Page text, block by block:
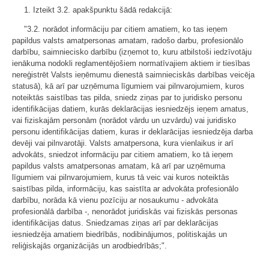
1. Izteikt 3.2. apakšpunktu šādā redakcijā:
"3.2. norādot informāciju par citiem amatiem, ko tas ieņem
papildus valsts amatpersonas amatam, radošo darbu, profesionālo
darbību, saimniecisko darbību (izņemot to, kuru atbilstoši iedzīvotāju
ienākuma nodokli reglamentējošiem normatīvajiem aktiem ir tiesības
nereģistrēt Valsts ieņēmumu dienestā saimnieciskās darbības veicēja
statusā), kā arī par uzņēmuma līgumiem vai pilnvarojumiem, kuros
noteiktās saistības tas pilda, sniedz ziņas par to juridisko personu
identifikācijas datiem, kurās deklarācijas iesniedzējs ieņem amatus,
vai fiziskajām personām (norādot vārdu un uzvārdu) vai juridisko
personu identifikācijas datiem, kuras ir deklarācijas iesniedzēja darba
devēji vai pilnvarotāji. Valsts amatpersona, kura vienlaikus ir arī
advokāts, sniedzot informāciju par citiem amatiem, ko tā ieņem
papildus valsts amatpersonas amatam, kā arī par uzņēmuma
līgumiem vai pilnvarojumiem, kurus tā veic vai kuros noteiktās
saistības pilda, informāciju, kas saistīta ar advokāta profesionālo
darbību, norāda kā vienu pozīciju ar nosaukumu - advokāta
profesionālā darbība -, nenorādot juridiskās vai fiziskās personas
identifikācijas datus. Sniedzamas ziņas arī par deklarācijas
iesniedzēja amatiem biedrībās, nodibinājumos, politiskajās un
reliģiskajās organizācijās un arodbiedrībās;".